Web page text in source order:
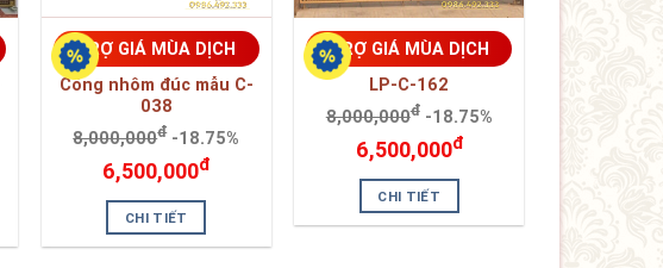
TRỢ GIÁ MÙA DỊCH
Cổng nhôm đúc mẫu C-
038
8,000,000đ -18.75%
6,500,000đ
CHI TIẾT
TRỢ GIÁ MÙA DỊCH
LP-C-162
8,000,000đ -18.75%
6,500,000đ
CHI TIẾT